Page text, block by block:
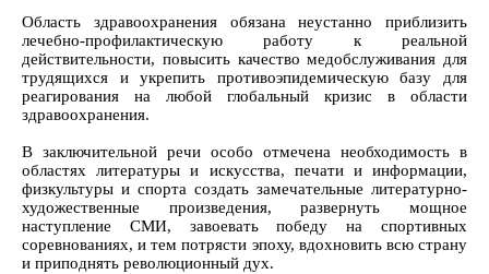
Область здравоохранения обязана неустанно приблизить
лечебно-профилактическую работу к реальной
действительности, повысить качество медобслуживания для
трудящихся и укрепить противоэпидемическую базу для
реагирования на любой глобальный кризис в области
здравоохранения.
В заключительной речи особо отмечена необходимость в
областях литературы и искусства, печати и информации,
физкультуры и спорта создать замечательные литературно-
художественные произведения, развернуть мощное
наступление СМИ, завоевать победу на спортивных
соревнованиях, и тем потрясти эпоху, вдохновить всю страну
и приподнять революционный дух.